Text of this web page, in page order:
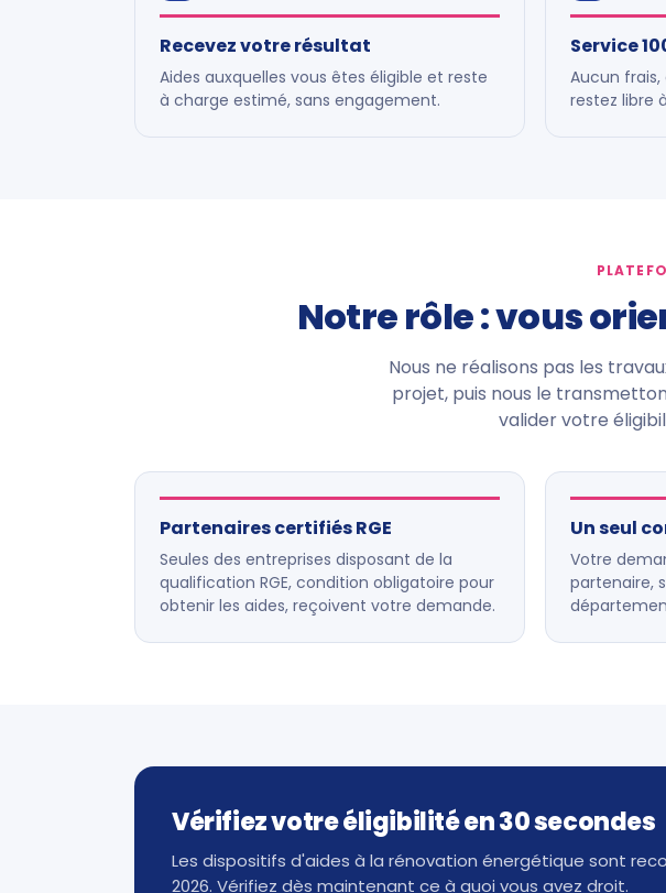
Recevez votre résultat
Aides auxquelles vous êtes éligible et reste
à charge estimé, sans engagement.
Service
Aucun
restez libre
Notre rôle : vous
Nous ne réalisons pas les
projet, puis nous le
valider votre
Partenaires certifiés RGE
Seules des entreprises disposant de la
qualification RGE, condition obligatoire pour
obtenir les aides, reçoivent votre demande.
Un seul
Votre
partenaire,
Vérifiez votre éligibilité en 30 secondes
Les dispositifs d'aides à la rénovation énergétique sont
2026. Vérifiez dès maintenant ce à quoi vous avez droit.